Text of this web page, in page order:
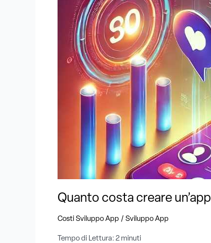
Quanto costa creare
Costi Sviluppo App / Sviluppo App
Tempo di Lettura: 2 minuti
creare
un’app
social
Guida
dettagliata